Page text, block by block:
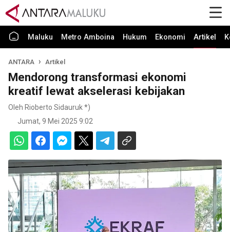
Maluku Metro Amboina Hukum Ekonomi Artikel
ANTARA Artikel
Mendorong transformasi ekonomi
kreatif lewat akselerasi kebijakan
Oleh Rioberto Sidauruk *)
Jumat, 9 Mei 2025 9:02